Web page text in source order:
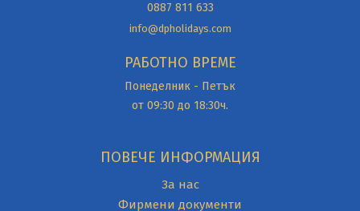
0887 811 633
info@dpholidays.com
РАБОТНО ВРЕМЕ
Понеделник - Петък
от 09:30 до 18:30ч.
ПОВЕЧЕ ИНФОРМАЦИЯ
За нас
Фирмени документи